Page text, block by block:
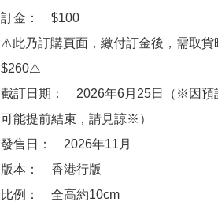
訂金：　$100
⚠️此乃訂購頁面，繳付訂金後，需取貨
$260⚠️
截訂日期：　2026年6月25日（※因預
可能提前結束，請見諒※）
發售日：　2026年11月
版本：　香港行版
比例：　全高約10cm